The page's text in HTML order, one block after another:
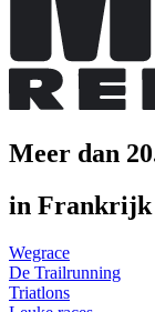
Meer dan
in Frankrijk
Wegrace
De Trailrunning
Triatlons